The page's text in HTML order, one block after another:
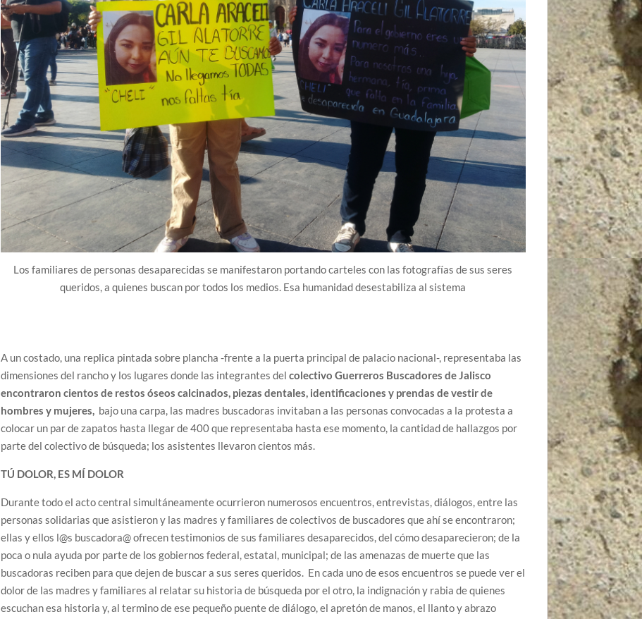
Los familiares de personas desaparecidas se manifestaron portando carteles con las fotografías de sus seres
queridos, a quienes buscan por todos los medios. Esa humanidad desestabiliza al sistema
A un costado, una replica pintada sobre plancha -frente a la puerta principal de palacio nacional-, representaba las
dimensiones del rancho y los lugares donde las integrantes delcolectivo Guerreros Buscadores de Jalisco
encontraron cientos de restos óseos calcinados, piezas dentales, identificaciones y prendas de vestir de
hombres y mujeres, bajo una carpa, las madres buscadoras invitaban a las personas convocadas a la protesta a
colocar un par de zapatos hasta llegar de 400 que representaba hasta ese momento, la cantidad de hallazgos por
parte del colectivo de búsqueda; los asistentes llevaron cientos más.
TÚ DOLOR, ES MÍ DOLOR
Durante todo el acto central simultáneamente ocurrieron numerosos encuentros, entrevistas, diálogos, entre las
personas solidarias que asistieron y las madres y familiares de colectivos de buscadores que ahí se encontraron;
ellas y ellos l@s buscadora@ ofrecen testimonios de sus familiares desaparecidos, del cómo desaparecieron; de la
poca o nula ayuda por parte de los gobiernos federal, estatal, municipal; de las amenazas de muerte que las
buscadoras reciben para que dejen de buscar a sus seres queridos. En cada uno de esos encuentros se puede ver el
dolor de las madres y familiares al relatar su historia de búsqueda por el otro, la indignación y rabia de quienes
escuchan esa historia y, al termino de ese pequeño puente de diálogo, el apretón de manos, el llanto y abrazo